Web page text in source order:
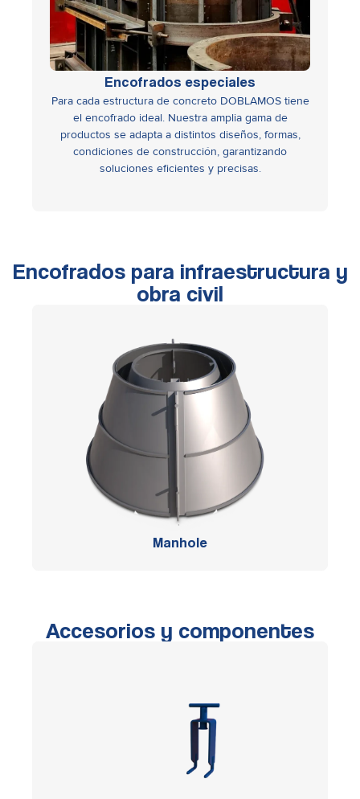
Encofrados especiales
Para cada estructura de concreto DOBLAMOS tiene
el encofrado ideal. Nuestra amplia gama de
productos se adapta a distintos diseños, formas,
condiciones de construcción, garantizando
soluciones eficientes y precisas.
Encofrados para infraestructura y
obra civil
Manhole
Accesorios y componentes